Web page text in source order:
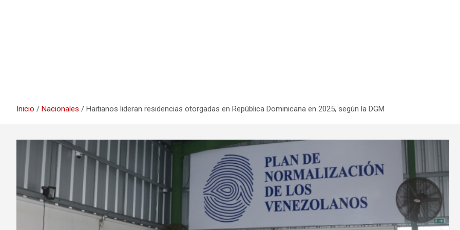
Inicio Nacionales Haitianos lideran residencias otorgadas en República Dominicana en 2025, según la DGM